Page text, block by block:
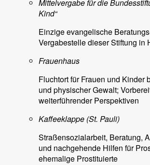
Mittelvergabe für die
Kind“
Einzige evangelische
Vergabestelle dieser Stiftung in
Frauenhaus
Fluchtort für Frauen und Kinder
und physischer Gewalt;
weiterführender Perspektiven
Kaffeeklappe (St. Pauli)
Straßensozialarbeit, Beratung,
und nachgehende Hilfen für
ehemalige Prostituierte